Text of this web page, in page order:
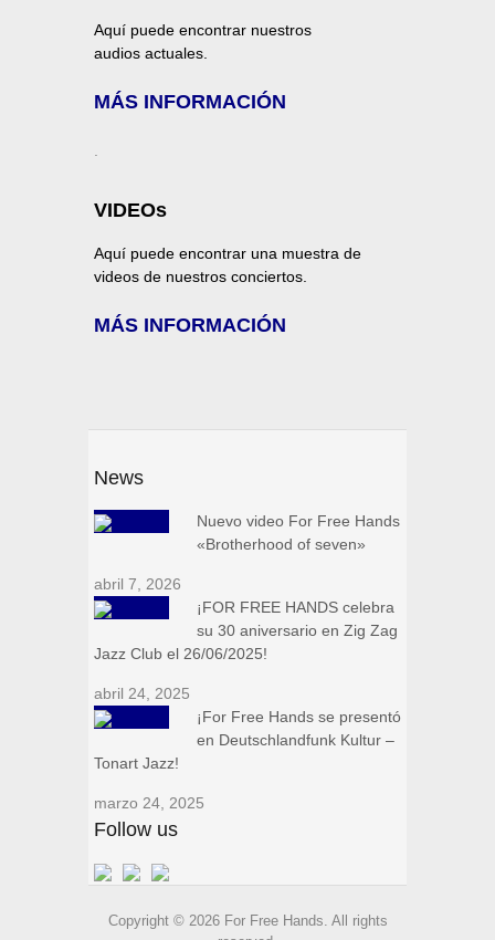
Aquí puede encontrar nuestros
audios actuales.
MÁS INFORMACIÓN
.
VIDEOs
Aquí puede encontrar una muestra de
videos de nuestros conciertos.
MÁS INFORMACIÓN
News
Nuevo video For Free Hands
«Brotherhood of seven»
abril 7, 2026
¡FOR FREE HANDS celebra
su 30 aniversario en Zig Zag
Jazz Club el 26/06/2025!
abril 24, 2025
¡For Free Hands se presentó
en Deutschlandfunk Kultur –
Tonart Jazz!
marzo 24, 2025
Follow us
Copyright © 2026 For Free Hands. All rights